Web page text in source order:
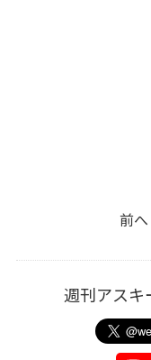
前へ
週刊アスキ